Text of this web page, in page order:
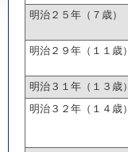
明治２５年（７歳）
明治２９年（１１歳）
明治３１年（１３歳）
明治３２年（１４歳）